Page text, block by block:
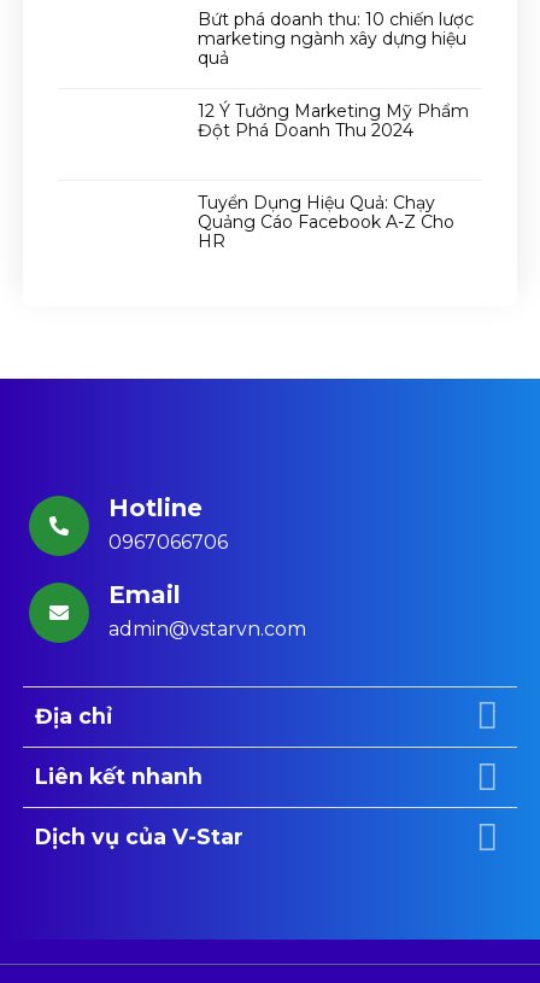
Bứt phá doanh thu: 10 chiến lược
marketing ngành xây dựng hiệu
quả
12 Ý Tưởng Marketing Mỹ Phẩm
Đột Phá Doanh Thu 2024
Tuyển Dụng Hiệu Quả: Chạy
Quảng Cáo Facebook A-Z Cho
HR
Hotline
0967066706
Email
admin@vstarvn.com
Địa chỉ
Liên kết nhanh
Dịch vụ của V-Star